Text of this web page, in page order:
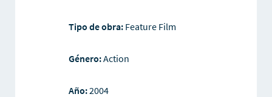
Tipo de obra:Feature Film
Género:Action
Año:2004